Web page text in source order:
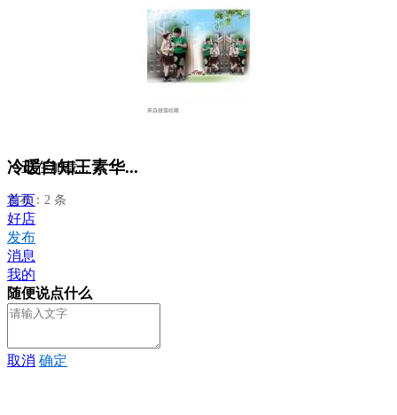
冷暖自知王素华...
发布：2 条
正在加载...
首页
好店
发布
消息
我的
随便说点什么
取消 确定